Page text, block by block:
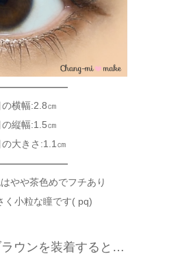
の横幅:2.8㎝
の縦幅:1.5㎝
の大きさ:1.1㎝
やや茶色めでフチあり
く小粒な瞳です( pq)
ラウンを装着すると…